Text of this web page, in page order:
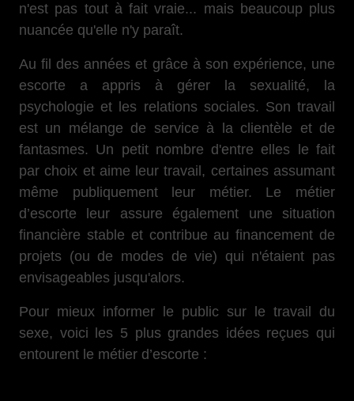
n'est pas tout à fait vraie... mais beaucoup plus
nuancée qu'elle n'y paraît.
Au fil des années et grâce à son expérience, une
escorte a appris à gérer la sexualité, la
psychologie et les relations sociales. Son travail
est un mélange de service à la clientèle et de
fantasmes. Un petit nombre d'entre elles le fait
par choix et aime leur travail, certaines assumant
même publiquement leur métier. Le métier
d’escorte leur assure également une situation
financière stable et contribue au financement de
projets (ou de modes de vie) qui n'étaient pas
envisageables jusqu'alors.
Pour mieux informer le public sur le travail du
sexe, voici les 5 plus grandes idées reçues qui
entourent le métier d’escorte :